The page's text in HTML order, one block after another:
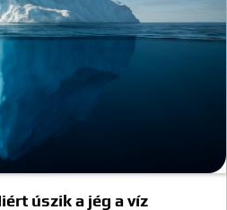
úszik a jég a víz